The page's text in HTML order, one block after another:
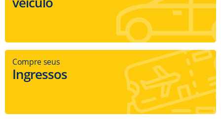
Compre seus
Ingressos